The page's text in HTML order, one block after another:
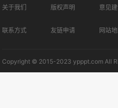
关于我们 版权声明 意见
联系方式 友链申请 网站
Copyright © 2015-2023 ypppt.com All